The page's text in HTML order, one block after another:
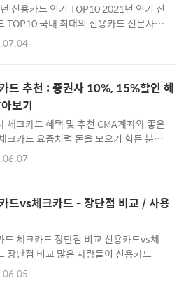
신용카드 인기 TOP10 2021년 인기 신
TOP10 국내 최대의 신용카드 전문사이
드고릴라에서 2021년 상반기 결산 인기
릴라 홈페이지에서 집계된 내용으로 신
상품 조회수와 신청 전환수 분석을 바탕
기 신용카드 TOP10을 선정하였습니다.
카드 vs 신용카드 장단점 비교 - 바로가
: LIKIT FUN+ 신용카드 2021년 인
카드 TOP10의 열번째 순위인 신용카드
LIKIT ON/LIKIT ALL 중의 하나로 라이
..
드 추천 : 증권사 10%, 15%할인 혜
보기
체크카드 혜택 및 추천 CMA계좌와 좋은
크카드 요즘처럼 돈을 모으기 힘든 분들
크를 하기위하여조금이라도 지출금액을
단 체크카드라는 것이 은행입장에서 전
이 되지 않는상품이기에 신용카드에 비
이 매우 좋지 않는것이 현실인데요. 하지
카드만큼 혜택이 떨어지지않는 조금 예
크카드가 있는데 바로 은행이 아닌 증권
제공하는 금융상품인 체크카드 입니다.
드vs체크카드 - 장단점 비교 / 사용
드 체크카드 장단점 비교 신용카드vs체
장단점 비교 많은 사람들이 신용카드를
면 빛진다 라는 인식때문에 신용카드를